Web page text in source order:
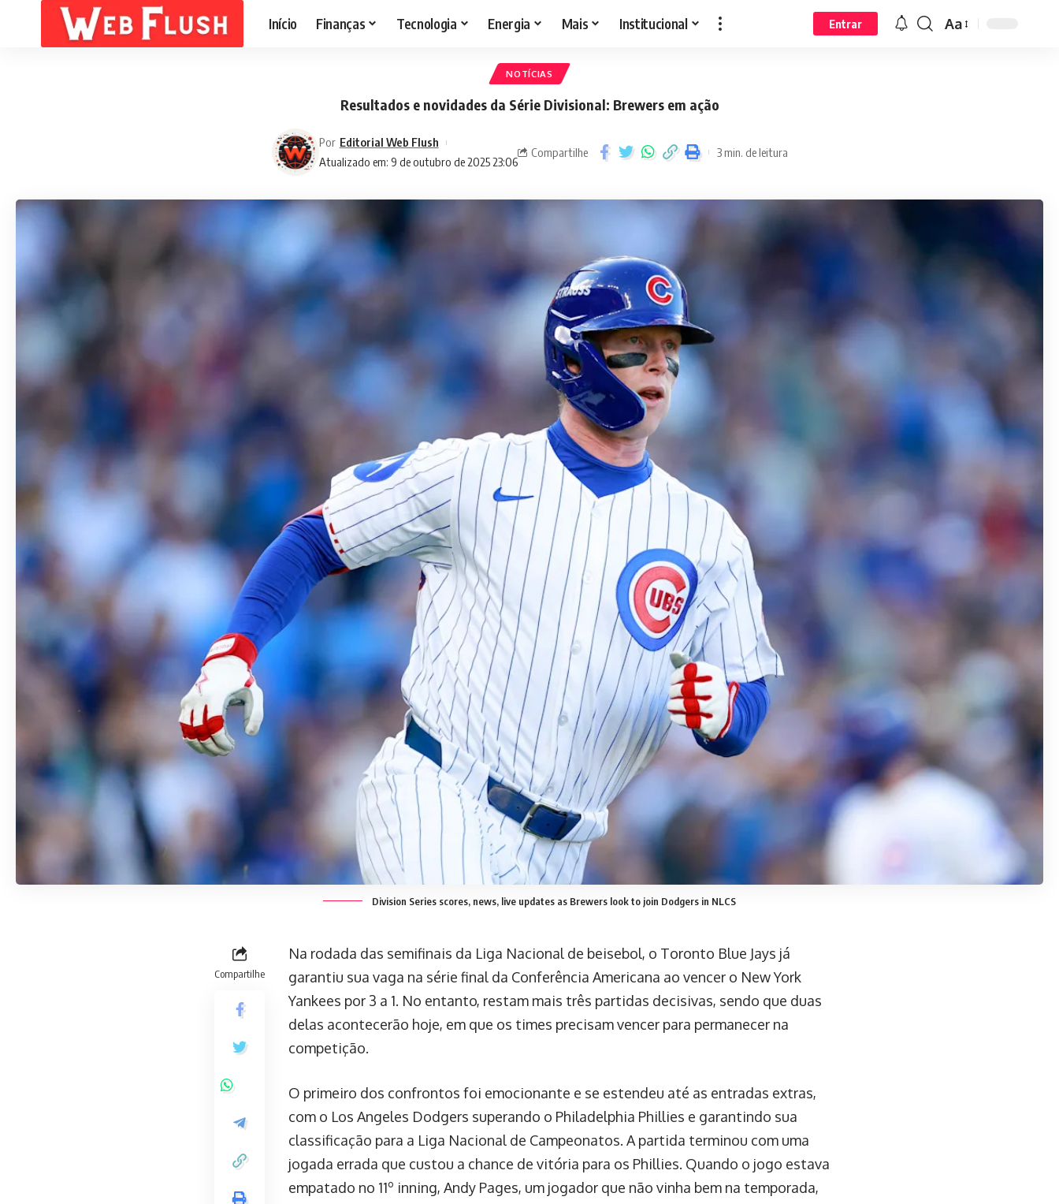
Início Finanças Tecnologia Energia Mais Institucional Entrar Aa
NOTÍCIAS
Resultados e novidades da Série Divisional: Brewers em ação
Atualizado em: 9 de outubro de 2025 23:06
Por Editorial Web Flush
Compartilhe 3 min. de leitura
Division Series scores, news, live updates as Brewers look to join Dodgers in NLCS
Compartilhe
Na rodada das semifinais da Liga Nacional de beisebol, o Toronto Blue Jays já
garantiu sua vaga na série final da Conferência Americana ao vencer o New York
Yankees por 3 a 1. No entanto, restam mais três partidas decisivas, sendo que duas
delas acontecerão hoje, em que os times precisam vencer para permanecer na
competição.
O primeiro dos confrontos foi emocionante e se estendeu até as entradas extras,
com o Los Angeles Dodgers superando o Philadelphia Phillies e garantindo sua
classificação para a Liga Nacional de Campeonatos. A partida terminou com uma
jogada errada que custou a chance de vitória para os Phillies. Quando o jogo estava
empatado no 11º inning, Andy Pages, um jogador que não vinha bem na temporada,